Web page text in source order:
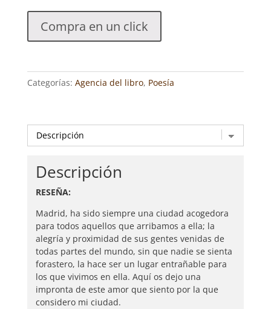
DE
CAMPOS
MONSALVE
Compra en un click
Categorías: Agencia del libro, Poesía
Descripción
RESEÑA:
Madrid, ha sido siempre una ciudad acogedora
para todos aquellos que arribamos a ella; la
alegría y proximidad de sus gentes venidas de
todas partes del mundo, sin que nadie se sienta
forastero, la hace ser un lugar entrañable para
los que vivimos en ella. Aquí os dejo una
impronta de este amor que siento por la que
considero mi ciudad.